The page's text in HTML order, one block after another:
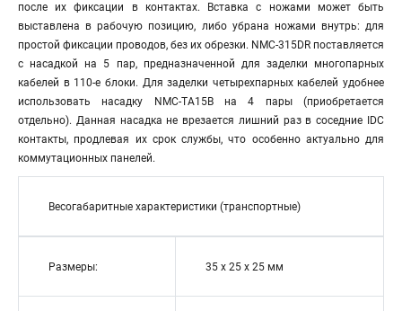
после их фиксации в контактах. Вставка с ножами может быть
выставлена в рабочую позицию, либо убрана ножами внутрь: для
простой фиксации проводов, без их обрезки. NMC-315DR поставляется
с насадкой на 5 пар, предназначенной для заделки многопарных
кабелей в 110-е блоки. Для заделки четырехпарных кабелей удобнее
использовать насадку NMC-TA15B на 4 пары (приобретается
отдельно). Данная насадка не врезается лишний раз в соседние IDC
контакты, продлевая их срок службы, что особенно актуально для
коммутационных панелей.
Весогабаритные характеристики (транспортные)
Размеры: 35 х 25 х 25 мм